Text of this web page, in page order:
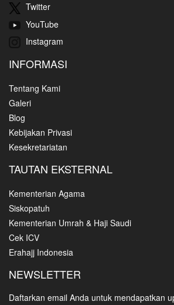
Twitter
YouTube
Instagram
INFORMASI
Tentang Kami
Galeri
Blog
Kebijakan Privasi
Kesekretariatan
TAUTAN EKSTERNAL
Kementerian Agama
Siskopatuh
Kementerian Umrah & Haji Saudi
Cek ICV
Erahajj Indonesia
NEWSLETTER
Daftarkan email Anda untuk mendapatkan